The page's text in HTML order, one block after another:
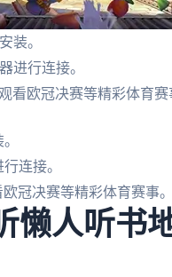
装。
进行连接。
看欧冠决赛等精彩体育赛
连接。
冠决赛等精彩体育赛事。
懒人听书